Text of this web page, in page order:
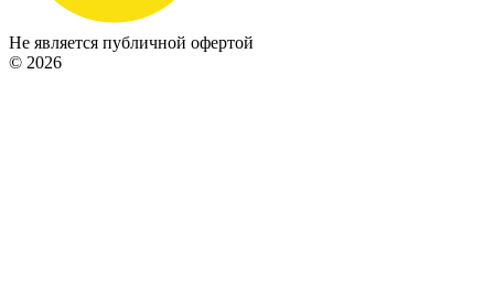
Не является публичной офертой
© 2026